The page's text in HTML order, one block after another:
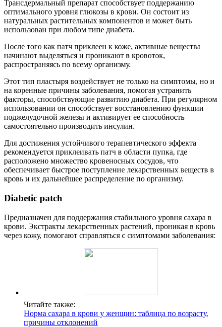
Трансдермальный препарат способствует поддержанию
оптимального уровня глюкозы в крови. Он состоит из
натуральных растительных компонентов и может быть
использован при любом типе диабета.
После того как патч приклеен к коже, активные вещества
начинают выделяться и проникают в кровоток,
распространяясь по всему организму.
Этот тип пластыря воздействует не только на симптомы, но и
на коренные причины заболевания, помогая устранить
факторы, способствующие развитию диабета. При регулярном
использовании он способствует восстановлению функции
поджелудочной железы и активирует ее способность
самостоятельно производить инсулин.
Для достижения устойчивого терапевтического эффекта
рекомендуется приклеивать патч в области пупка, где
расположено множество кровеносных сосудов, что
обеспечивает быстрое поступление лекарственных веществ в
кровь и их дальнейшее распределение по организму.
Diabetic patch
Предназначен для поддержания стабильного уровня сахара в
крови. Экстракты лекарственных растений, проникая в кровь
через кожу, помогают справляться с симптомами заболевания:
Читайте также:
Норма сахара в крови у женщин: таблица по возрасту,
причины отклонений